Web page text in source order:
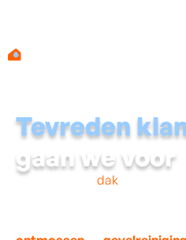
Tevreden
gaan we voor
Nood aan een dak- of